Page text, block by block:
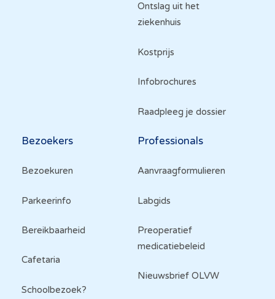
Ontslag uit het
ziekenhuis
Kostprijs
Infobrochures
Raadpleeg je dossier
Bezoekers
Bezoekuren
Parkeerinfo
Bereikbaarheid
Cafetaria
Schoolbezoek?
Professionals
Aanvraagformulieren
Labgids
Preoperatief
medicatiebeleid
Nieuwsbrief OLVW